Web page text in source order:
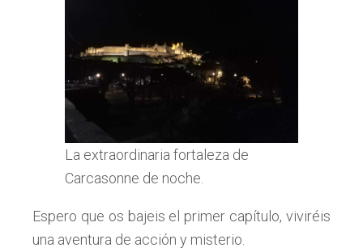
La extraordinaria fortaleza de
Carcasonne de noche.
Espero que os bajeis el primer capítulo, viviréis
una aventura de acción y misterio.